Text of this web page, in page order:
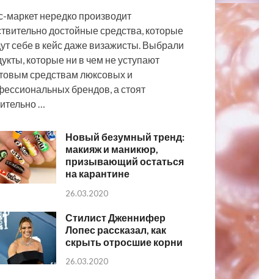
маркет нередко производит
достойные средства, которые
себе в кейс даже визажисты. Выбрали
которые ни в чем не уступают
средствам люксовых и
брендов, а стоят
…
Новый безумный тренд:
макияж и маникюр,
призывающий остаться
на карантине
26.03.2020
Стилист Дженнифер
Лопес рассказал, как
скрыть отросшие корни
26.03.2020